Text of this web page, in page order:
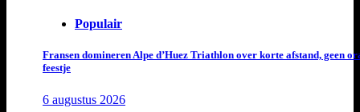
Populair
Fransen domineren Alpe d’Huez Triathlon over korte afstand, geen
feestje
6 augustus 2026